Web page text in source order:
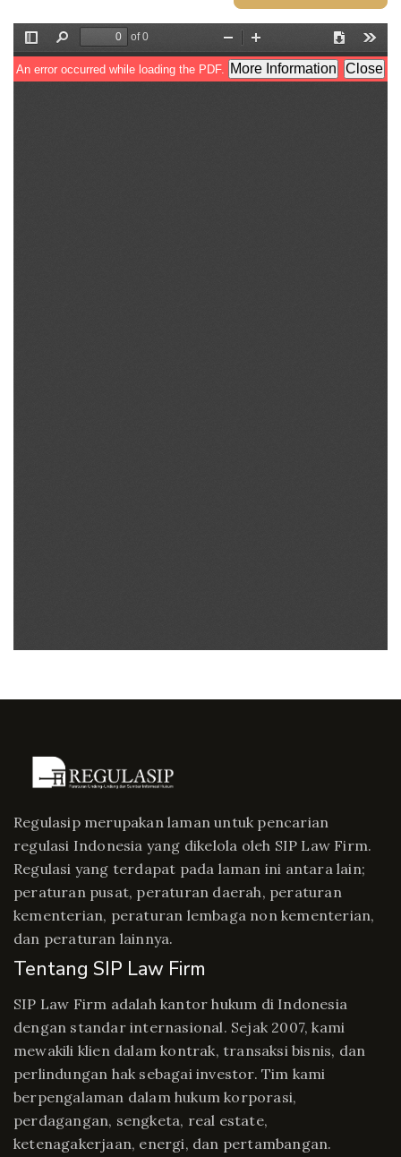
Regulasip merupakan laman untuk pencarian
regulasi Indonesia yang dikelola oleh SIP Law Firm.
Regulasi yang terdapat pada laman ini antara lain;
peraturan pusat, peraturan daerah, peraturan
kementerian, peraturan lembaga non kementerian,
dan peraturan lainnya.
Tentang SIP Law Firm
SIP Law Firm adalah kantor hukum di Indonesia
dengan standar internasional. Sejak 2007, kami
mewakili klien dalam kontrak, transaksi bisnis, dan
perlindungan hak sebagai investor. Tim kami
berpengalaman dalam hukum korporasi,
perdagangan, sengketa, real estate,
ketenagakerjaan, energi, dan pertambangan.